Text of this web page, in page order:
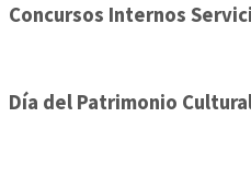
Concursos Internos
Día del Patrimonio